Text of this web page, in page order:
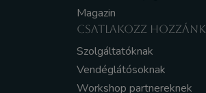
Magazin
CSATLAKOZZ HOZZÁNK
Szolgáltatóknak
Vendéglátósoknak
Workshop partnereknek